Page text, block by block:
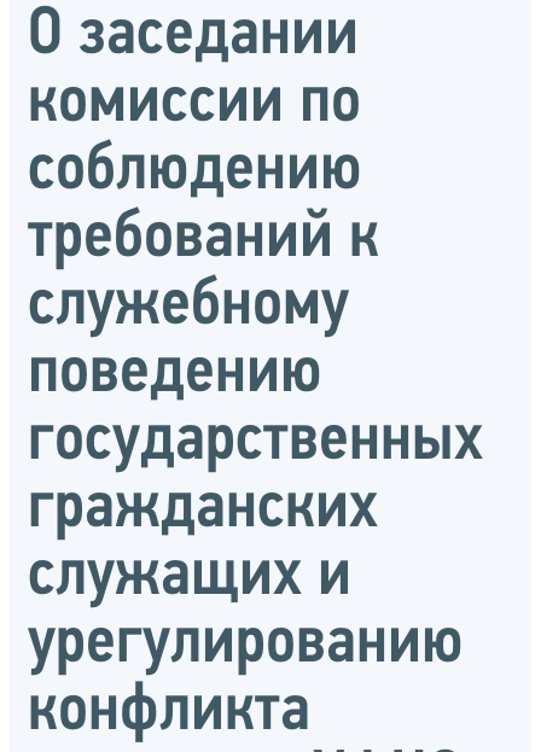
О заседании
комиссии по
соблюдению
требований к
служебному
поведению
государственных
гражданских
служащих и
урегулированию
конфликта